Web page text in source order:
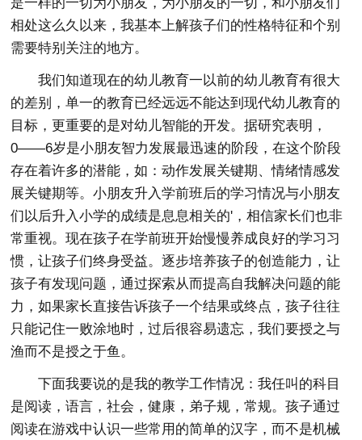
相处这么久以来，我基本上解孩子们的性格特征和个别
需要特别关注的地方。
我们知道现在的幼儿教育一以前的幼儿教育有很大
的差别，单一的教育已经远远不能达到现代幼儿教育的
目标，更重要的是对幼儿智能的开发。据研究表明，
0――6岁是小朋友智力发展最迅速的阶段，在这个阶段
存在着许多的潜能，如：动作发展关键期、情绪情感发
展关键期等。小朋友升入学前班后的学习情况与小朋友
们以后升入小学的成绩是息息相关的'，相信家长们也非
常重视。现在孩子在学前班开始慢慢养成良好的学习习
惯，让孩子们终身受益。逐步培养孩子的创造能力，让
孩子有发现问题，通过探索从而提高自我解决问题的能
力，如果家长直接告诉孩子一个结果或终点，孩子往往
只能记住一败涂地时，过后很容易遗忘，我们要授之与
渔而不是授之于鱼。
下面我要说的是我的教学工作情况：我任叫的科目
是阅读，语言，社会，健康，弟子规，常规。孩子通过
阅读在游戏中认识一些常用的简单的汉字，而不是机械